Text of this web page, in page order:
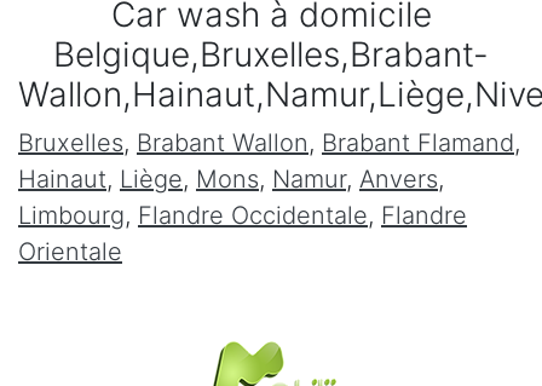
Car wash à domicile
Belgique,Bruxelles,Brabant-
Bruxelles, Brabant Wallon, Brabant Flamand,
Hainaut, Liège, Mons, Namur, Anvers,
Limbourg, Flandre Occidentale, Flandre
Orientale